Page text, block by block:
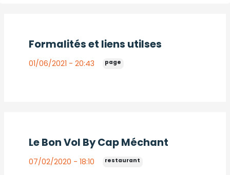
Formalités et liens utilses
01/06/2021 - 20:43 page
Le Bon Vol By Cap Méchant
07/02/2020 - 18:10 restaurant